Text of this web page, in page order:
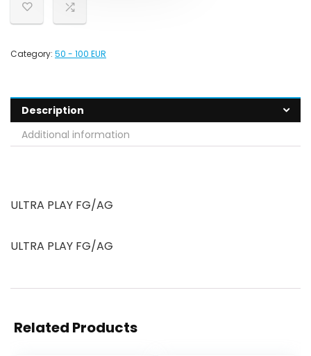
Category: 50 - 100 EUR
Description
Additional information
ULTRA PLAY FG/AG
ULTRA PLAY FG/AG
Related Products